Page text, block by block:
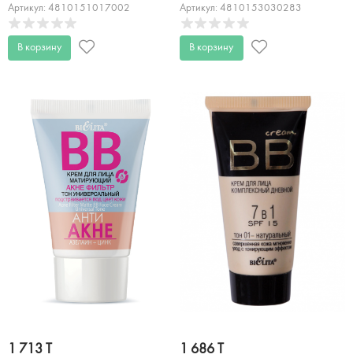
Артикул: 4810151017002
В корзину
Cashmere 30 мл
Артикул: 4810153030283
В корзину
1 713 T 1 686 T